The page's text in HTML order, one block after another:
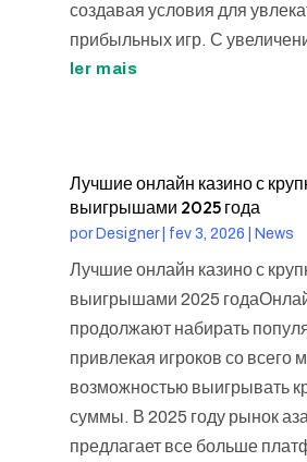
создавая условия для
прибыльных игр. С
ler mais
Лучшие онлайн казино с
выигрышами 2025 года
porDesigner| fev 3, 2026 News
Лучшие онлайн казино с
выигрышами 2025
продолжают набирать
привлекая игроков со всего
возможностью выигрывать
суммы. В 2025 году рынок
предлагает все больше